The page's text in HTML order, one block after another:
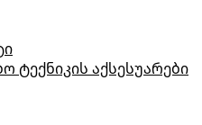
ტექნიკის აქსესუარები